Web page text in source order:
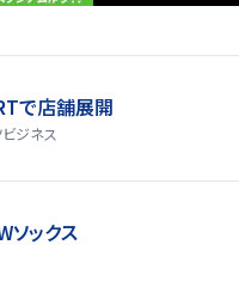
で店舗展開
ジネス
ソックス